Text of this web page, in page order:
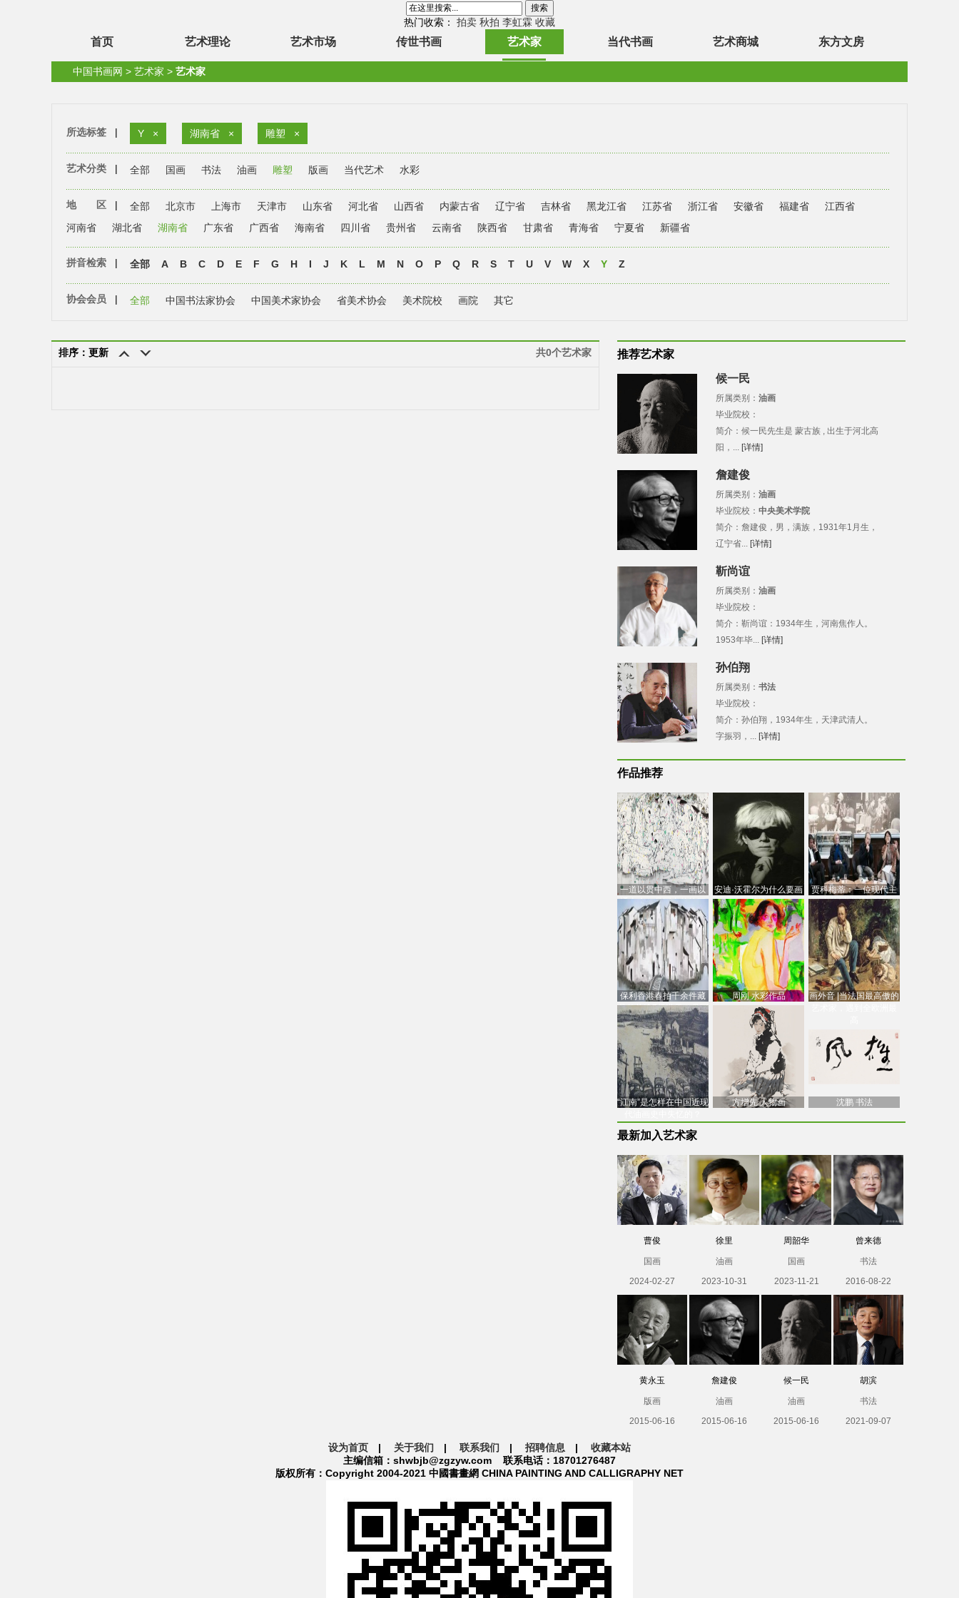
热门收索： 拍卖 秋拍 李虹霖 收藏
首页 艺术理论 艺术市场 传世书画 艺术家 当代书画 艺术商城 东方文房
中国书画网 > 艺术家 > 艺术家
所选标签 | Y × 湖南省 × 雕塑 ×
艺术分类 | 全部 国画 书法 油画 雕塑 版画 当代艺术 水彩
地 区 | 全部 北京市 上海市 天津市 山东省 河北省 山西省 内蒙古省 辽宁省 吉林省 黑龙江省 江苏省 浙江省 安徽省 福建省
江西省
河南省
湖北省 湖南省 广东省 广西省 海南省 四川省 贵州省 云南省 陕西省 甘肃省 青海省 宁夏省 新疆省
拼音检索 | 全部 A B C D E F G H I J K L M N O P Q R S T U V W X Y Z
协会会员 | 全部 中国书法家协会 中国美术家协会 省美术协会 美术院校 画院 其它
排序：更新 共0个艺术家 推荐艺术家
候一民
所属类别： 油画
毕业院校：
简介：候一民先生是 蒙古族 , 出生于河北高
阳，... [详情]
詹建俊
所属类别： 油画
毕业院校： 中央美术学院
简介：詹建俊，男，满族，1931年1月生，
辽宁省... [详情]
靳尚谊
所属类别： 油画
毕业院校：
简介：靳尚谊：1934年生，河南焦作人。
1953年毕... [详情]
孙伯翔
所属类别： 书法
毕业院校：
简介：孙伯翔，1934年生，天津武清人。
字振羽，... [详情]
作品推荐
一道以贯中西，一画以
通古今：吴冠中的绘画
创
安迪·沃霍尔为什么要画
芭比
贾科梅蒂：一位现代主
义的“当代”艺术家
保利香港春拍千余件藏
品估价逾7亿港元，吴冠
中
周刚 水彩作品
画外音 |当法国最高傲的
“江南”是怎样在中国近现
方增先 人物画 沈鹏 书法
最新加入艺术家
曹俊
国画
2024-02-27
徐里
油画
2023-10-31
周韶华
国画
2023-11-21
曾来德
书法
2016-08-22
黄永玉
版画
2015-06-16
詹建俊
油画
2015-06-16
候一民
油画
2015-06-16
胡滨
书法
2021-09-07
设为首页 | 关于我们 | 联系我们 | 招聘信息 | 收藏本站
主编信箱：shwbjb@zgzyw.com 联系电话：18701276487
版权所有：Copyright 2004-2021 中國書畫網 CHINA PAINTING AND CALLIGRAPHY NET